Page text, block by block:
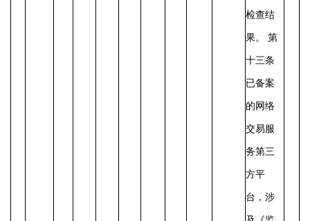
检查结
果。 第
十三条
已备案
的网络
交易服
务第三
方平
台，涉